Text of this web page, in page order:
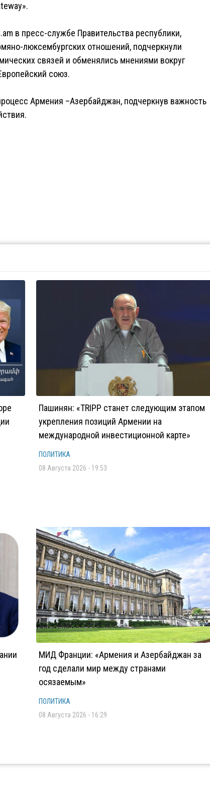
в пресс-службе Правительства республики,
люксембургских отношений, подчеркнули
связей и обменялись мнениями вокруг
союз.
Армения –Азербайджан, подчеркнув важность
Пашинян: «TRIPP станет следующим этапом
укрепления позиций Армении на
международной инвестиционной карте»
ПОЛИТИКА
08 Августа 2026 - 19:53
МИД Франции: «Армения и Азербайджан за
год сделали мир между странами
осязаемым»
ПОЛИТИКА
08 Августа 2026 - 16:29